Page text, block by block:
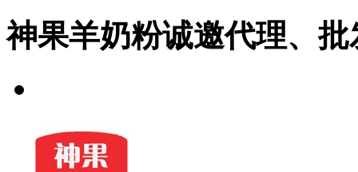
神果羊奶粉诚邀代理、批